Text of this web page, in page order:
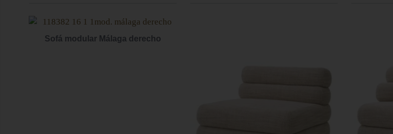
Sofá modular Málaga derecho